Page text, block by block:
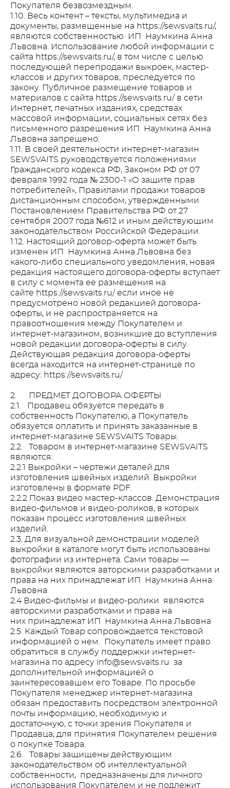
Покупателя безвозмездным.
1.10. Весь контент – тексты, мультимедиа и
документы, размещенные на https://sewsvaits.ru/,
являются собственностью ИП Наумкина Анна
Львовна. Использование любой информации с
сайта https://sewsvaits.ru/, в том числе с целью
последующей перепродажи выкроек, мастер-
классов и других товаров, преследуется по
закону. Публичное размещение товаров и
материалов с сайта https://sewsvaits.ru/ в сети
Интернет, печатных изданиях, средствах
массовой информации, социальных сетях без
письменного разрешения ИП Наумкина Анна
Львовна запрещено.
1.11. В своей деятельности интернет-магазин
SEWSVAITS руководствуется положениями
Гражданского кодекса РФ, Законом РФ от 07
февраля 1992 года № 2300-1 «О защите прав
потребителей», Правилами продажи товаров
дистанционным способом, утвержденными
Постановлением Правительства РФ от 27
сентября 2007 года №612 и иным действующим
законодательством Российской Федерации.
1.12. Настоящий договор-оферта может быть
изменен ИП Наумкина Анна Львовна без
какого-либо специального уведомления, новая
редакция настоящего договора-оферты вступает
в силу с момента ее размещения на
сайте https://sewsvaits.ru/ если иное не
предусмотрено новой редакцией договора-
оферты, и не распространяется на
правоотношения между Покупателем и
интернет-магазином, возникшие до вступления
новой редакции договора-оферты в силу.
Действующая редакция договора-оферты
всегда находится на интернет-странице по
адресу: https://sewsvaits.ru/
2. ПРЕДМЕТ ДОГОВОРА ОФЕРТЫ
2.1. Продавец обязуется передать в
собственность Покупателю, а Покупатель
обязуется оплатить и принять заказанные в
интернет-магазине SEWSVAITS Товары.
2.2. Товаром в интернет-магазине SEWSVAITS
являются:
2.2.1 Выкройки – чертежи деталей для
изготовления швейных изделий. Выкройки
изготовлены в формате PDF.
2.2.2 Показ видео мастер-классов. Демонстрация
видео-фильмов и видео-роликов, в которых
показан процесс изготовления швейных
изделий.
2.3. Для визуальной демонстрации моделей
выкройки в каталоге могут быть использованы
фотографии из интернета. Сами товары —
выкройки являются авторскими разработками и
права на них принадлежат ИП Наумкина Анна
Львовна
2.4 Видео-фильмы и видео-ролики являются
авторскими разработками и права на
них принадлежат ИП Наумкина Анна Львовна
2.5. Каждый Товар сопровождается текстовой
информацией о нем. Покупатель имеет право
обратиться в службу поддержки интернет-
магазина по адресу info@sewsvaits.ru за
дополнительной информацией о
заинтересовавшем его Товаре. По просьбе
Покупателя менеджер интернет-магазина
обязан предоставить посредством электронной
почты информацию, необходимую и
достаточную, с точки зрения Покупателя и
Продавца, для принятия Покупателем решения
о покупке Товара.
2.6. Товары защищены действующим
законодательством об интеллектуальной
собственности, предназначены для личного
использования Покупателем и не подлежит